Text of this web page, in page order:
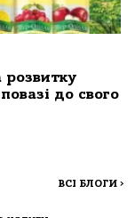
розвитку
до свого
ВСІ БЛОГИ >